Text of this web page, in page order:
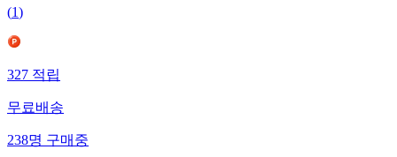
(1)
327적립
무료배송
238명구매중